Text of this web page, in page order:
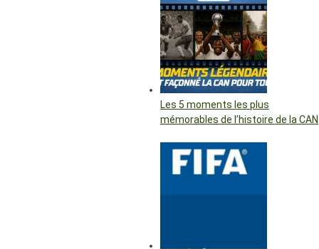
Les 5 moments les plus
mémorables de l’histoire de la CAN